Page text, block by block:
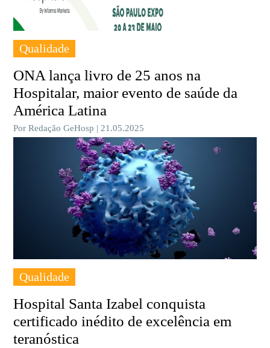
Qualidade
ONA lança livro de 25 anos na
Hospitalar, maior evento de saúde da
América Latina
Por Redação GeHosp | 21.05.2025
Qualidade
Hospital Santa Izabel conquista
certificado inédito de excelência em
teranóstica